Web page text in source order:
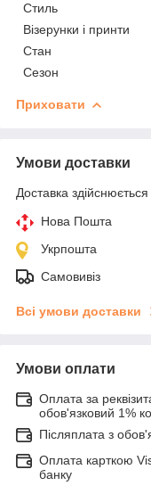
Стиль
Візерунки і принти
Стан
Сезон
Приховати
Умови доставки
Доставка
Нова Пошта
Укрпошта
Самовивіз
Всі умови доставки
Умови оплати
Оплата за
обов'язковий 1%
Післяплата з
Оплата карткою
банку